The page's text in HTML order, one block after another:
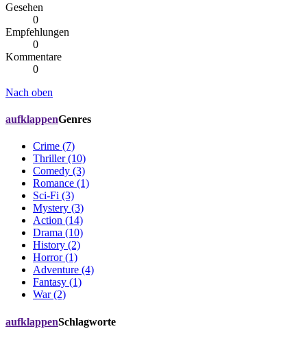
Gesehen
0
Empfehlungen
0
Kommentare
0
Nach oben
aufklappenGenres
Crime (7)
Thriller (10)
Comedy (3)
Romance (1)
Sci-Fi (3)
Mystery (3)
Action (14)
Drama (10)
History (2)
Horror (1)
Adventure (4)
Fantasy (1)
War (2)
aufklappenSchlagworte